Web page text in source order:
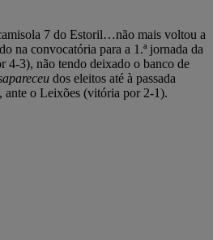
7 do Estoril…não mais voltou a
na convocatória para a 1.ª jornada da
4-3), não tendo deixado o banco de
dos eleitos até à passada
ante o Leixões (vitória por 2-1).